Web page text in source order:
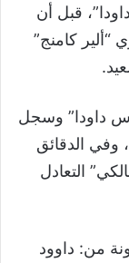
قبل أن
“ألير كامنج”
داودا” وسجل
الهدف الثاني لنادي عمان في الدقيقة 86، وفي الدقائق
التعادل
من: داوود